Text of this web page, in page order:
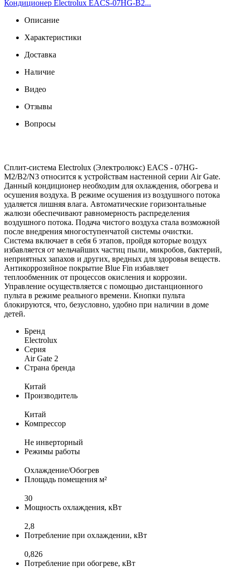
Кондиционер Electrolux EACS-07HG-B2...
Описание
Характеристики
Доставка
Наличие
Видео
Отзывы
Вопросы
Сплит-система Electrolux (Электролюкс) EACS - 07HG-
M2/B2/N3 относится к устройствам настенной серии Air Gate.
Данный кондиционер необходим для охлаждения, обогрева и
осушения воздуха. В режиме осушения из воздушного потока
удаляется лишняя влага. Автоматические горизонтальные
жалюзи обеспечивают равномерность распределения
воздушного потока. Подача чистого воздуха стала возможной
после внедрения многоступенчатой системы очистки.
Система включает в себя 6 этапов, пройдя которые воздух
избавляется от мельчайших частиц пыли, микробов, бактерий,
неприятных запахов и других, вредных для здоровья веществ.
Антикоррозийное покрытие Blue Fin избавляет
теплообменник от процессов окисления и коррозии.
Управление осуществляется с помощью дистанционного
пульта в режиме реального времени. Кнопки пульта
блокируются, что, безусловно, удобно при наличии в доме
детей.
Бренд
Electrolux
Серия
Air Gate 2
Страна бренда
Китай
Производитель
Китай
Компрессор
Не инверторный
Режимы работы
Охлаждение/Обогрев
Площадь помещения м²
30
Мощность охлаждения, кВт
2,8
Потребление при охлаждении, кВт
0,826
Потребление при обогреве, кВт